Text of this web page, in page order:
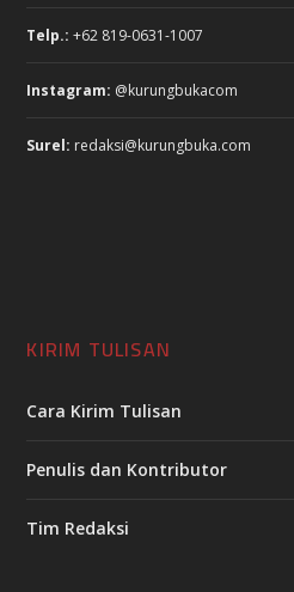
Telp.: +62 819-0631-1007
Instagram: @kurungbukacom
Surel: redaksi@kurungbuka.com
KIRIM TULISAN
Cara Kirim Tulisan
Penulis dan Kontributor
Tim Redaksi